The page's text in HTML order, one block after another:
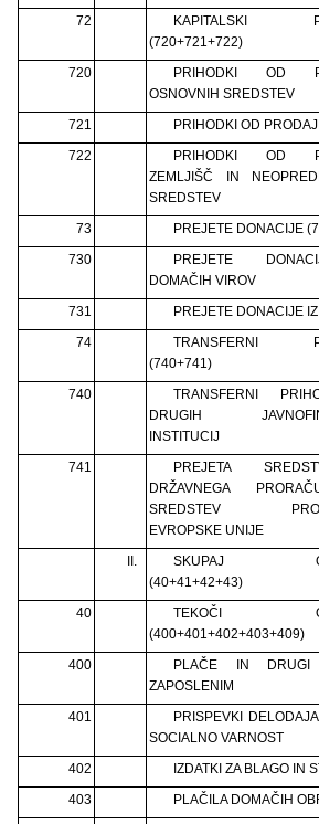
72
KAPITALSKI
(720+721+722)
720
PRIHODKI OD
OSNOVNIH SREDSTEV
721
PRIHODKI OD
722
PRIHODKI OD
ZEMLJIŠČ IN
SREDSTEV
73
PREJETE DONACIJE
730
PREJETE
DOMAČIH VIROV
731
PREJETE DONACIJE
74
TRANSFERNI
(740+741)
740
TRANSFERNI
DRUGIH
INSTITUCIJ
741
PREJETA
DRŽAVNEGA
SREDSTEV
EVROPSKE UNIJE
II.
SKUPAJ
(40+41+42+43)
40
TEKOČI
(400+401+402+403+409)
400
PLAČE IN DRUGI
ZAPOSLENIM
401
PRISPEVKI
SOCIALNO VARNOST
402
IZDATKI ZA BLAGO IN
403
PLAČILA DOMAČIH